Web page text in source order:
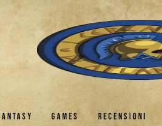
GAMES RECENSIONI